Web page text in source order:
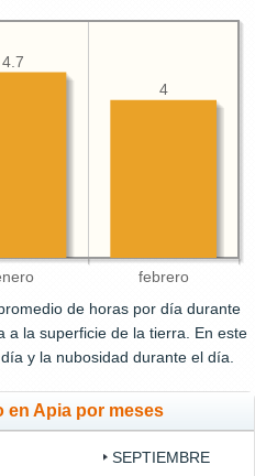
febrero
4
4.7
de horas por día durante
a la superficie de la tierra. En este
y la nubosidad durante el día.
en Apia por meses
SEPTIEMBRE